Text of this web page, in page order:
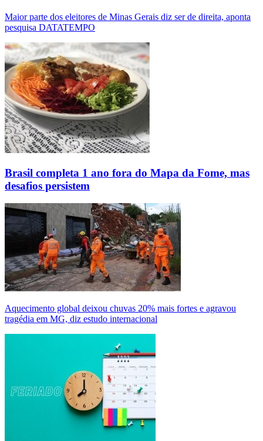
Maior parte dos eleitores de Minas Gerais diz ser de direita, aponta
pesquisa DATATEMPO
Brasil completa 1 ano fora do Mapa da Fome, mas
desafios persistem
Aquecimento global deixou chuvas 20% mais fortes e agravou
tragédia em MG, diz estudo internacional